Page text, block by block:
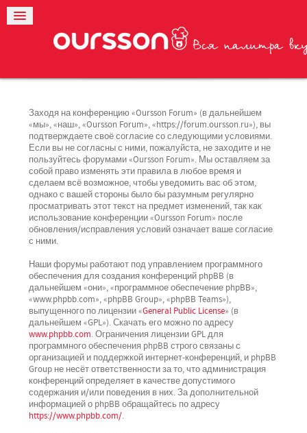
Заходя на конференцию «Oursson Forum» (в дальнейшем
«мы», «наш», «Oursson Forum», «https://forum.oursson.ru»), вы
подтверждаете своё согласие со следующими условиями.
Если вы не согласны с ними, пожалуйста, не заходите и не
пользуйтесь форумами «Oursson Forum». Мы оставляем за
собой право изменять эти правила в любое время и
сделаем всё возможное, чтобы уведомить вас об этом,
однако с вашей стороны было бы разумным регулярно
просматривать этот текст на предмет изменений, так как
использование конференции «Oursson Forum» после
обновления/исправления условий означает ваше согласие
с ними.
Наши форумы работают под управлением программного
обеспечения для создания конференций phpBB (в
дальнейшем «они», «программное обеспечение phpBB»,
«www.phpbb.com», «phpBB Group», «phpBB Teams»),
выпущенного по лицензии «General Public License» (в
дальнейшем «GPL»). Скачать его можно по адресу
www.phpbb.com. Ограничения лицензии GPL для
программного обеспечения phpBB строго связаны с
организацией и поддержкой интернет-конференций, и phpBB
Group не несёт ответственности за то, что администрация
конференций определяет в качестве допустимого
содержания и/или поведения в них. За дополнительной
информацией о phpBB обращайтесь по адресу
https://www.phpbb.com/.